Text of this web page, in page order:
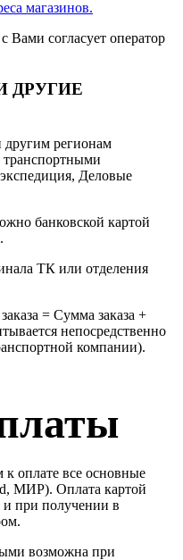
магазинов.
Вами согласует оператор
ДРУГИЕ
другим регионам
транспортными
Деловые
банковской картой
ТК или отделения
= Сумма заказа +
непосредственно
компании).
оплате все основные
МИР). Оплата картой
и при получении в
возможна при